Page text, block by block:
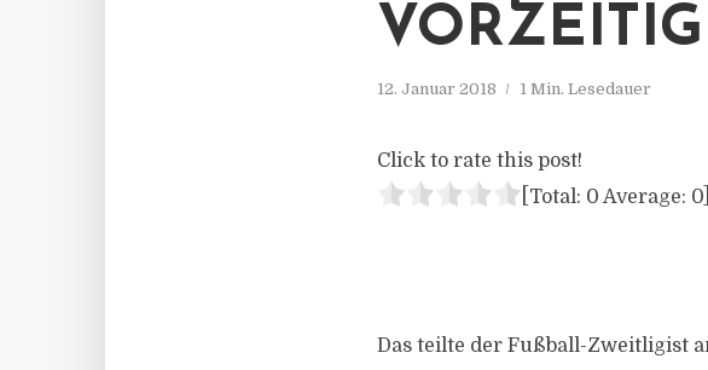
VORZEITIG
12. Januar 2018 1 Min. Lesedauer
Click to rate this post!
[Total: 0 Average: 0
Das teilte der Fußball-Zweitligist